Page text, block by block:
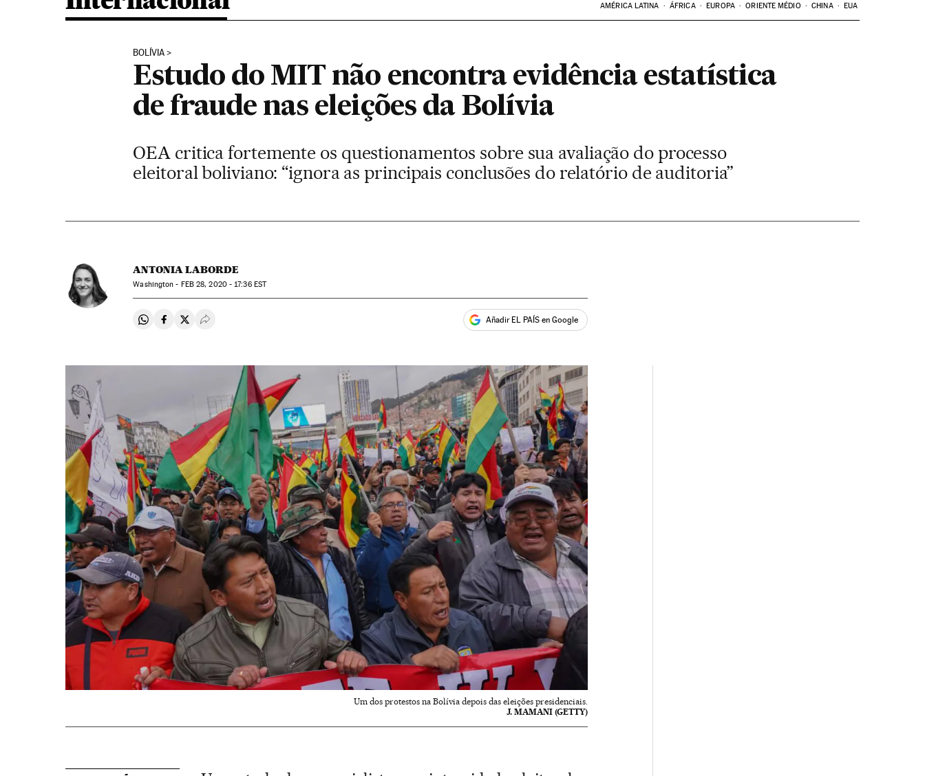
AMÉRICA LATINA ÁFRICA EUROPA ORIENTE MÉDIO CHINA EUA
BOLÍVIA
Estudo do MIT não encontra evidência estatística
de fraude nas eleições da Bolívia
OEA critica fortemente os questionamentos sobre sua avaliação do processo
eleitoral boliviano: “ignora as principais conclusões do relatório de auditoria”
ANTONIA LABORDE
Washington - FEB28, 2020 - 17:36EST
Compartir en Whatsapp
Compartir en Facebook
Compartir en Twitter
Desplegar Redes Sociales Añadir EL PAÍS en Google
Um dos protestos na Bolívia depois das eleições presidenciais.
J. MAMANI (GETTY)